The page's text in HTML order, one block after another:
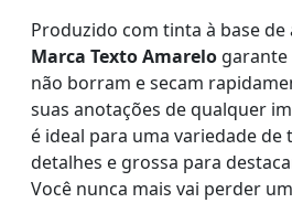
Produzido com tinta à base de
Marca Texto Amarelo
não borram e secam
suas anotações de qualquer
é ideal para uma variedade de
detalhes e grossa para
Você nunca mais vai perder